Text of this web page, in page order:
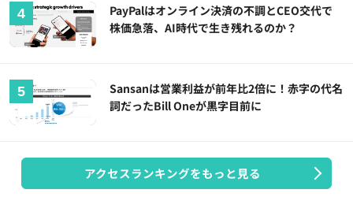
PayPalはオンライン決済の不調とCEO交代で
株価急落、AI時代で生き残れるのか？
Sansanは営業利益が前年比2倍に！赤字の代名
詞だったBill Oneが黒字目前に
アクセスランキングをもっと見る